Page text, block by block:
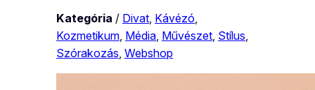
Kategória / Divat Kávézó
Kozmetikum Média Művészet Stílus
Szórakozás Webshop